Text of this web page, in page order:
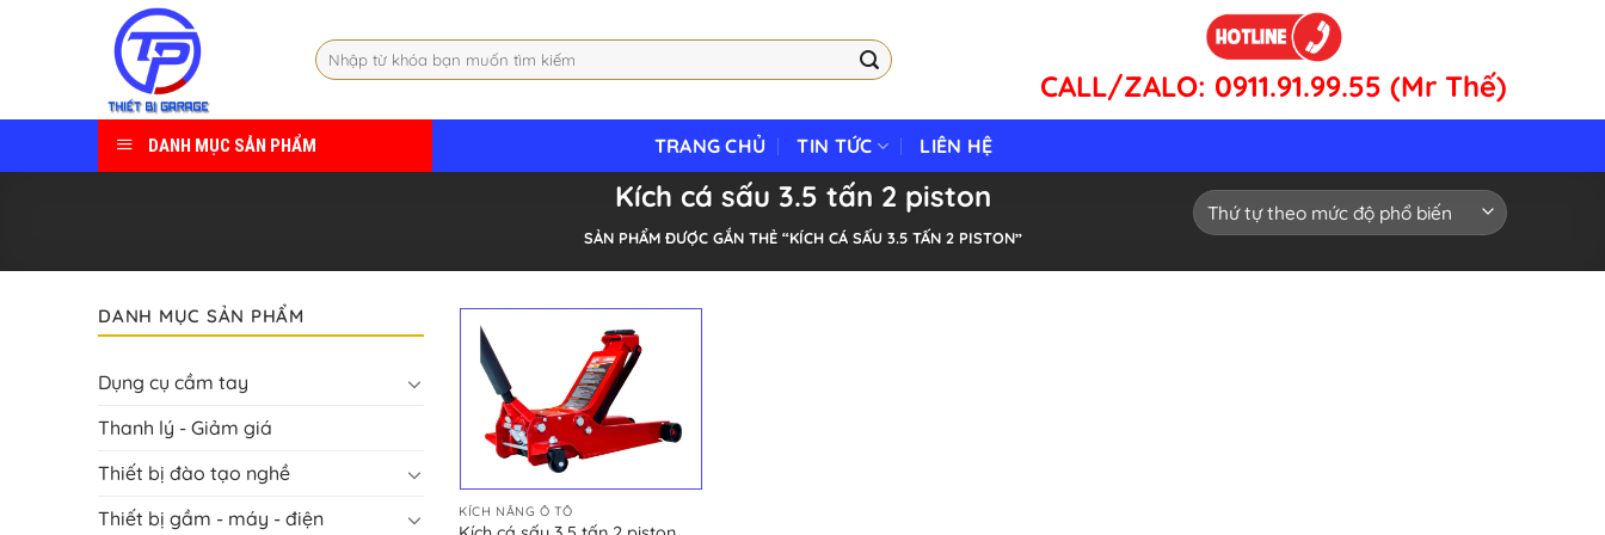
Tìm
kiếm:
CALL/ZALO: 0911.91.99.55 (Mr Thế)
DANH MỤC SẢN PHẨM TRANG CHỦ TIN TỨC LIÊN HỆ
Kích cá sấu 3.5 tấn 2 piston
SẢN PHẨM ĐƯỢC GẮN THẺ “KÍCH CÁ SẤU 3.5 TẤN 2 PISTON”
DANH MỤC SẢN PHẨM
Dụng cụ cầm tay
Thanh lý - Giảm giá
Thiết bị đào tạo nghề
Thiết bị gầm - máy - điện
KÍCH NÂNG Ô TÔ